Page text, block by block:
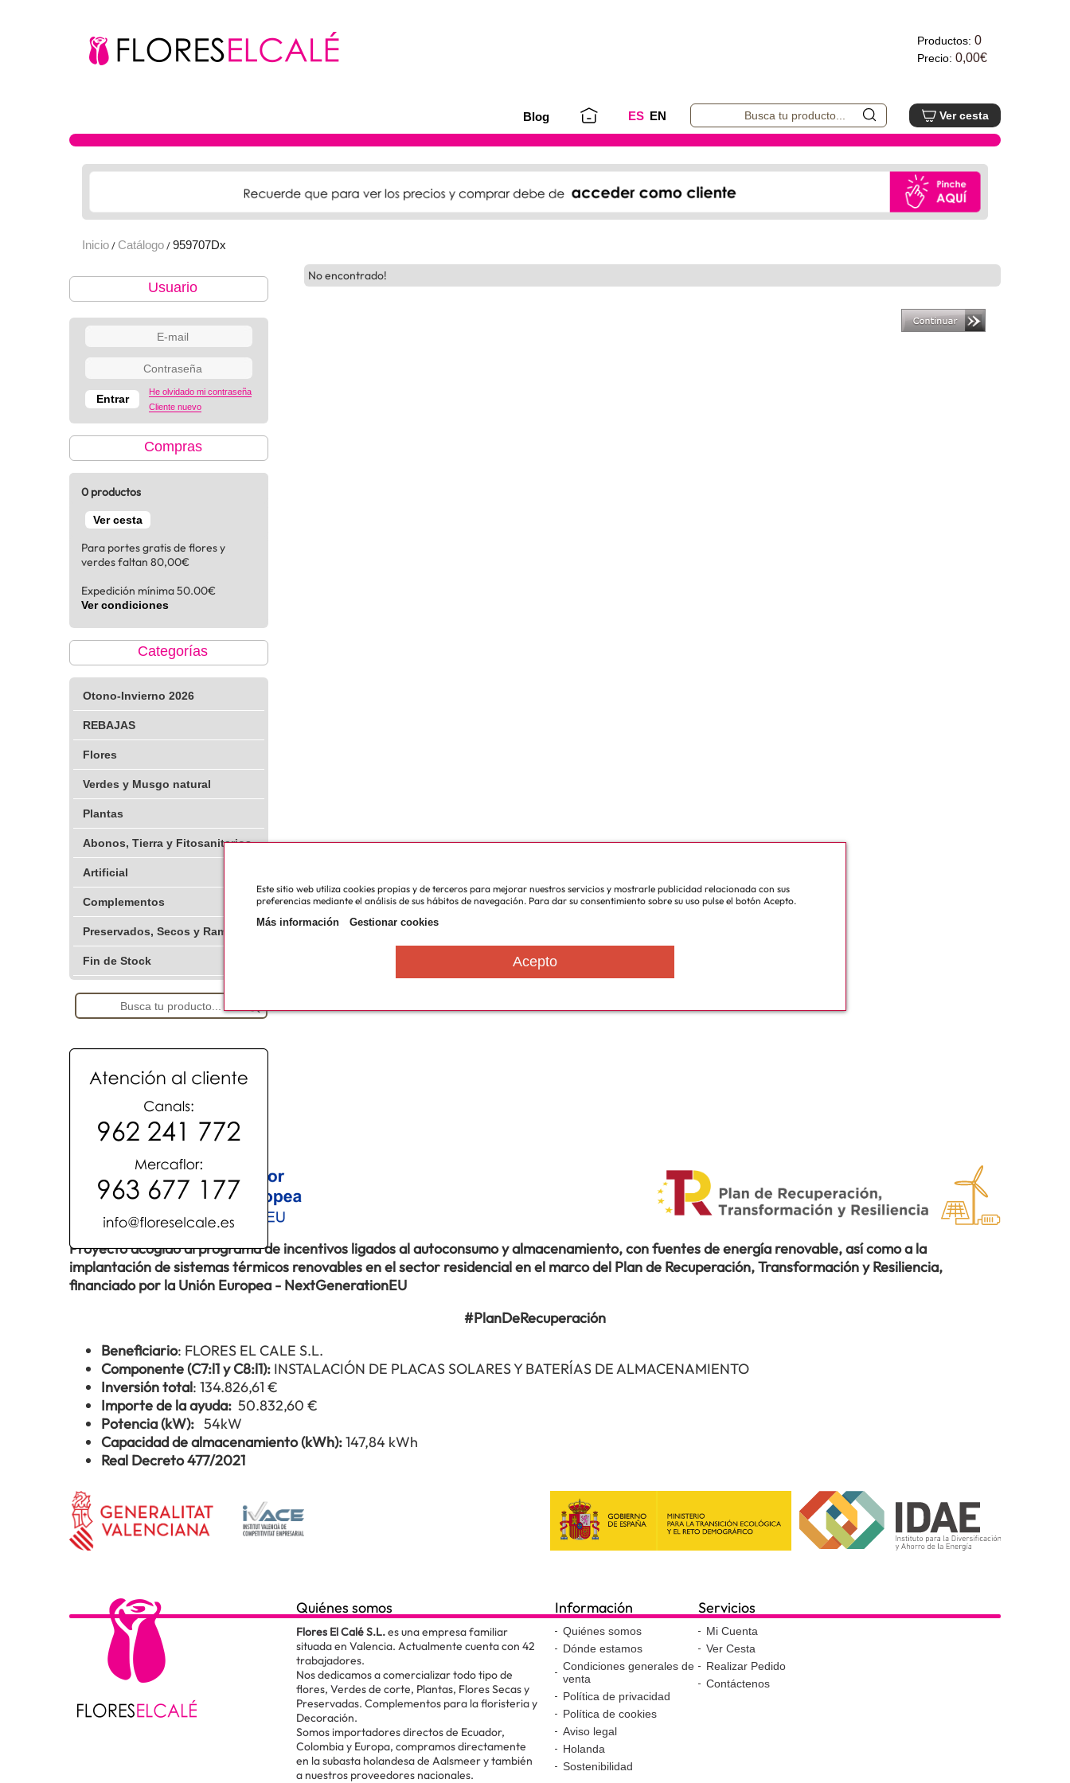
Productos: 0
Precio: 0,00€
Blog ES EN Ver cesta
Inicio / Catálogo / 959707Dx
Usuario
He olvidado mi contraseña
Cliente nuevo
Compras
0 productos
Ver cesta
Para portes gratis de flores y
verdes faltan 80,00€
Expedición mínima 50.00€
Ver condiciones
Categorías
Otono-Invierno 2026
REBAJAS
Flores
Verdes y Musgo natural
Plantas
Abonos, Tierra y Fitosanitarios
Artificial
Complementos
Preservados, Secos y Ramajes
Fin de Stock
No encontrado!
Proyecto acogido al programa de incentivos ligados al autoconsumo y almacenamiento, con fuentes de energía renovable, así como a la
implantación de sistemas térmicos renovables en el sector residencial en el marco del Plan de Recuperación, Transformación y Resiliencia,
financiado por la Unión Europea - NextGenerationEU
#PlanDeRecuperación
Beneficiario: FLORES EL CALE S.L.
Componente (C7:l1 y C8:l1): INSTALACIÓN DE PLACAS SOLARES Y BATERÍAS DE ALMACENAMIENTO
Inversión total: 134.826,61 €
Importe de la ayuda: 50.832,60 €
Potencia (kW): 54kW
Capacidad de almacenamiento (kWh):147,84 kWh
Real Decreto 477/2021
Quiénes somos
Flores El Calé S.L.es una empresa familiar
situada en Valencia. Actualmente cuenta con 42
trabajadores.
Nos dedicamos a comercializar todo tipo de
flores, Verdes de corte, Plantas, Flores Secas y
Preservadas. Complementos para la floristeria y
Decoración.
Somos importadores directos de Ecuador,
Colombia y Europa, compramos directamente
en la subasta holandesa de Aalsmeer y también
a nuestros proveedores nacionales.
Información
Quiénes somos
Dónde estamos
Condiciones generales de
venta
Política de privacidad
Política de cookies
Aviso legal
Holanda
Sostenibilidad
Servicios
Mi Cuenta
Ver Cesta
Realizar Pedido
Contáctenos
Este sitio web utiliza cookies propias y de terceros para mejorar nuestros servicios y mostrarle publicidad relacionada con sus
preferencias mediante el análisis de sus hábitos de navegación. Para dar su consentimiento sobre su uso pulse el botón Acepto.
Más información
Gestionar cookies